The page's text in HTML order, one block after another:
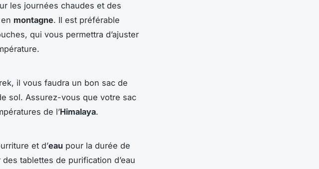
les journées chaudes et des
montagne. Il est préférable
qui vous permettra d’ajuster
il vous faudra un bon sac de
sol. Assurez-vous que votre sac
de l’Himalaya.
et d’eau pour la durée de
tablettes de purification d’eau